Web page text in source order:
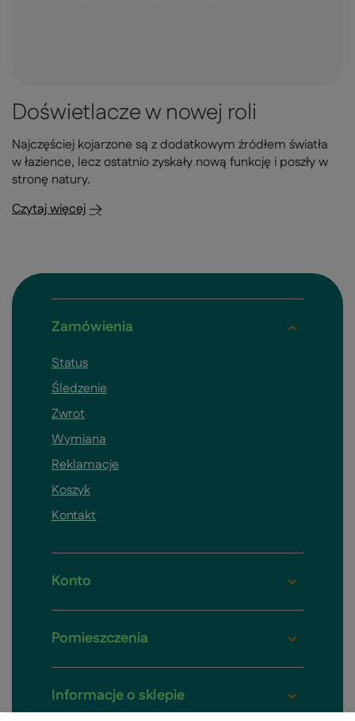
Doświetlacze w nowej roli
Najczęściej kojarzone są z dodatkowym źródłem światła
w łazience, lecz ostatnio zyskały nową funkcję i poszły w
stronę natury.
Czytaj więcej
Zamówienia
Status
Śledzenie
Zwrot
Wymiana
Reklamacje
Koszyk
Kontakt
Konto
Pomieszczenia
Informacje o sklepie